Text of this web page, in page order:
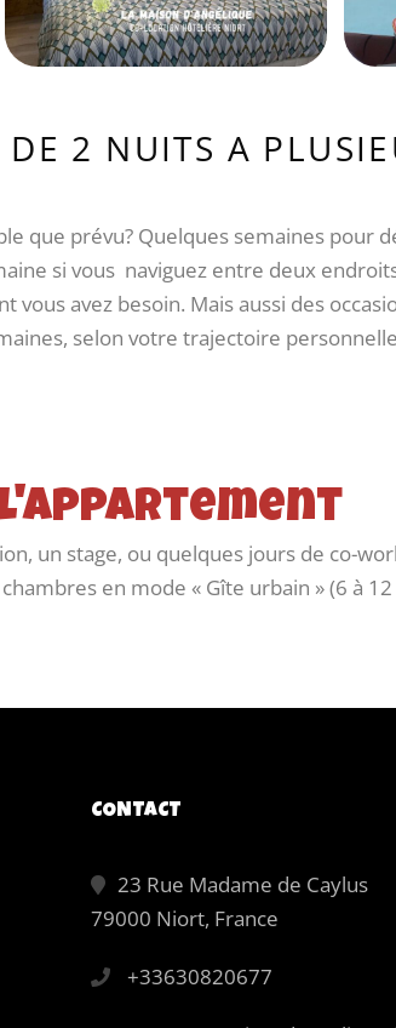
DE 2 NUITS A
que prévu? Quelques semaines
si vous naviguez entre deux
vous avez besoin. Mais aussi des
selon votre trajectoire
un stage, ou quelques jours de co-
en mode « Gîte urbain » (6 à 12
CONTACT
23 Rue Madame de Caylus
79000 Niort, France
+33630820677